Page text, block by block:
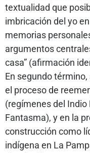
textualidad que
imbricación del yo
memorias
argumentos
casa” (afirmación
En segundo
el proceso de
(regímenes del
Fantasma), y en la
construcción como
indígena en La